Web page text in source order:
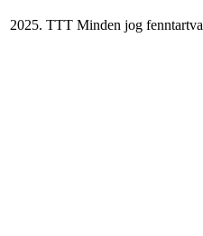
2025. TTT Minden jog fenntartva